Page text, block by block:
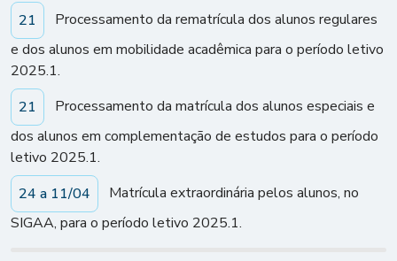
21
Processamento da rematrícula dos alunos regulares
e dos alunos em mobilidade acadêmica para o período letivo
2025.1.
21
Processamento da matrícula dos alunos especiais e
dos alunos em complementação de estudos para o período
letivo 2025.1.
24 a 11/04
Matrícula extraordinária pelos alunos, no
SIGAA, para o período letivo 2025.1.